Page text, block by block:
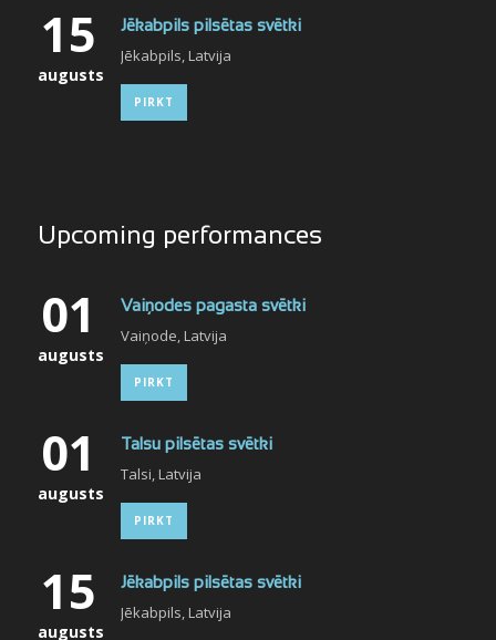
15
augusts
Jēkabpils pilsētas svētki
Jēkabpils, Latvija
PIRKT
Upcoming performances
01
augusts
Vaiņodes pagasta svētki
Vaiņode, Latvija
PIRKT
01
augusts
Talsu pilsētas svētki
Talsi, Latvija
PIRKT
15
augusts
Jēkabpils pilsētas svētki
Jēkabpils, Latvija